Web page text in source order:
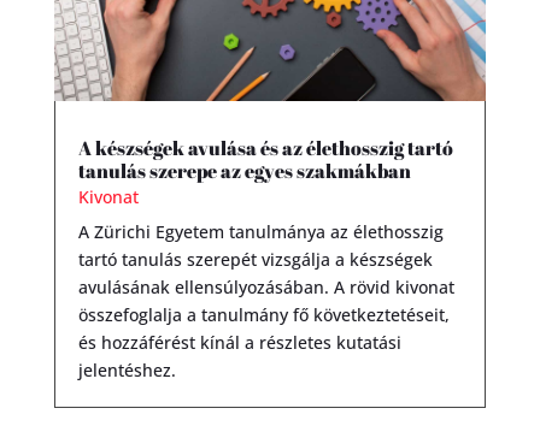
A készségek avulása és az élethosszig tartó
tanulás szerepe az egyes szakmákban
Kivonat
A Zürichi Egyetem tanulmánya az élethosszig
tartó tanulás szerepét vizsgálja a készségek
avulásának ellensúlyozásában. A rövid kivonat
összefoglalja a tanulmány fő következtetéseit,
és hozzáférést kínál a részletes kutatási
jelentéshez.